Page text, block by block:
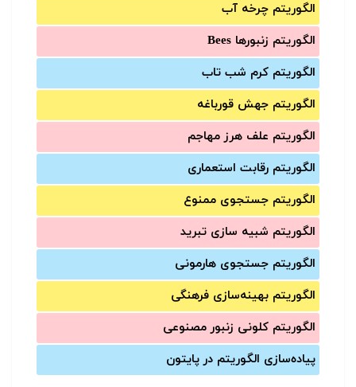
الگوریتم چرخه آب
الگوریتم زنبورها Bees
الگوریتم کرم شب تاب
الگوریتم جهش قورباغه
الگوریتم علف هرز مهاجم
الگوریتم رقابت استعماری
الگوریتم جستجوی ممنوع
الگوریتم شبیه سازی تبرید
الگوریتم جستجوی هارمونی
الگوریتم بهینه‌سازی فرهنگی
الگوریتم کلونی زنبور مصنوعی
پیاده‌سازی الگوریتم در پایتون